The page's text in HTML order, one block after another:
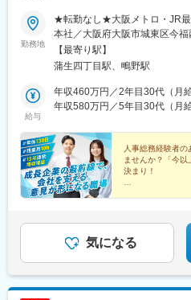
勤務地
★転勤なし★大阪メトロ・JR
本社／大阪府大阪市城東区今
「蒲生四丁目駅」徒歩5分・
対策：屋内禁煙
【最寄り駅】
蒲生四丁目駅、鴫野駅
給与
年収460万円／2年目30代（月
年収580万円／5年目30代（月
人事総務経験者
ませんか？「今
決まり！
★月給30万円～
★大きな裁量権を
気になる